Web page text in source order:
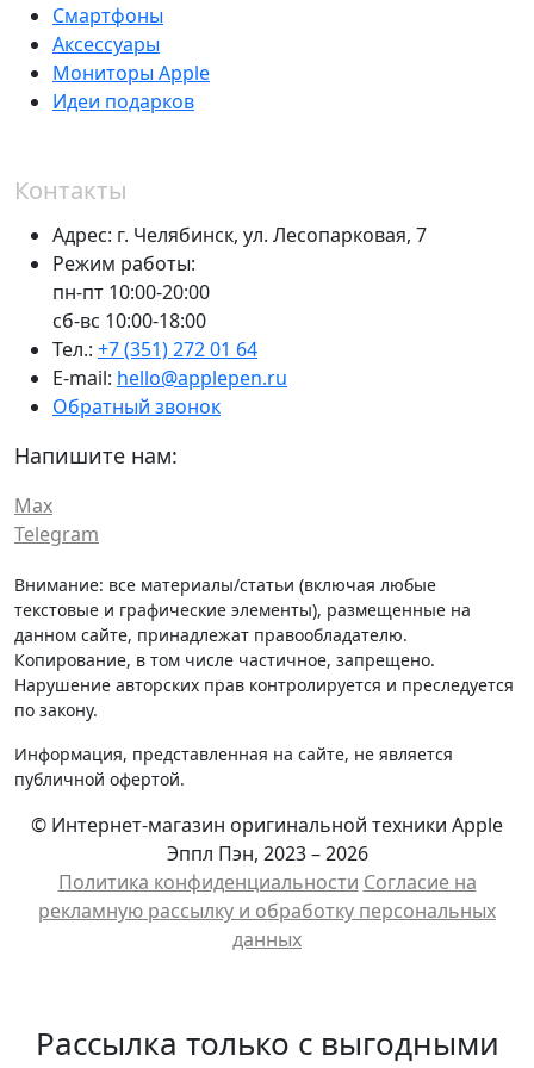
Смартфоны
Аксессуары
Мониторы Apple
Идеи подарков
Контакты
Адрес: г. Челябинск, ул. Лесопарковая, 7
Режим работы:
пн-пт 10:00-20:00
сб-вс 10:00-18:00
Тел.: +7 (351) 272 01 64
E-mail: hello@applepen.ru
Обратный звонок
Напишите нам:
Max
Telegram
Внимание: все материалы/статьи (включая любые
текстовые и графические элементы), размещенные на
данном сайте, принадлежат правообладателю.
Копирование, в том числе частичное, запрещено.
Нарушение авторских прав контролируется и преследуется
по закону.
Информация, представленная на сайте, не является
публичной офертой.
© Интернет-магазин оригинальной техники Apple
Эппл Пэн, 2023 – 2026
Политика конфиденциальности Cогласие на
рекламную рассылку и обработку персональных
данных
Рассылка только с выгодными